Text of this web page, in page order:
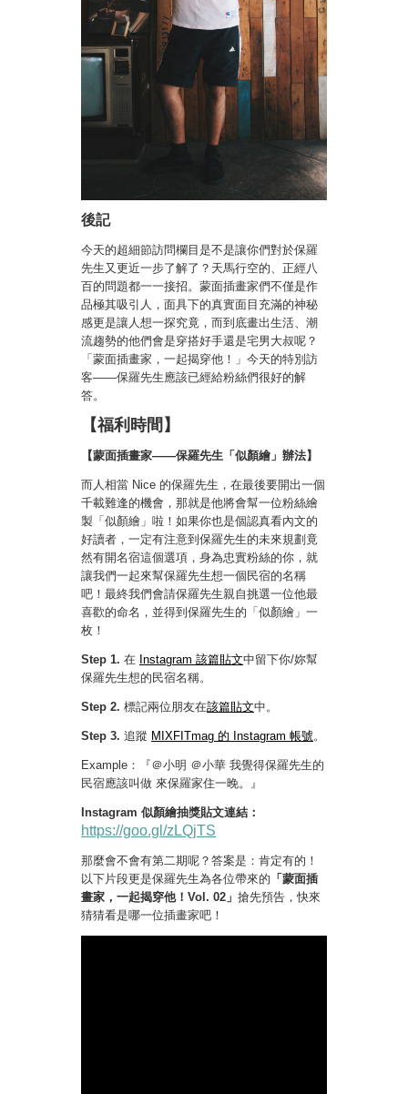
後記
今天的超細節訪問欄目是不是讓你們對於保羅
先生又更近一步了解了？天馬行空的、正經八
百的問題都一一接招。蒙面插畫家們不僅是作
品極其吸引人，面具下的真實面目充滿的神秘
感更是讓人想一探究竟，而到底畫出生活、潮
流趨勢的他們會是穿搭好手還是宅男大叔呢？
「蒙面插畫家，一起揭穿他！」今天的特別訪
客——保羅先生應該已經給粉絲們很好的解
答。
【福利時間 】
【蒙面插畫家——保羅先生「似顏繪」辦法】
而人相當 Nice 的保羅先生，在最後要開出一個
千載難逢的機會，那就是他將會幫一位粉絲繪
製「似顏繪」啦！如果你也是個認真看內文的
好讀者，一定有注意到保羅先生的未來規劃竟
然有開名宿這個選項，身為忠實粉絲的你，就
讓我們一起來幫保羅先生想一個民宿的名稱
吧！最終我們會請保羅先生親自挑選一位他最
喜歡的命名，並得到保羅先生的「似顏繪」一
枚！
Step 1. 在 Instagram 該篇貼文中留下你/妳幫
保羅先生想的民宿名稱。
Step 2. 標記兩位朋友在該篇貼文中。
Step 3. 追蹤 MIXFITmag 的 Instagram 帳號 。
Example：『＠小明 ＠小華 我覺得保羅先生的
民宿應該叫做 來保羅家住一晚。』
Instagram 似顏繪抽獎貼文連結：
https://goo.gl/zLQjTS
那麼會不會有第二期呢？答案是：肯定有的！
以下片段更是保羅先生為各位帶來的 「蒙面插
畫家，一起揭穿他！Vol. 02」 搶先預告，快來
猜猜看是哪一位插畫家吧！